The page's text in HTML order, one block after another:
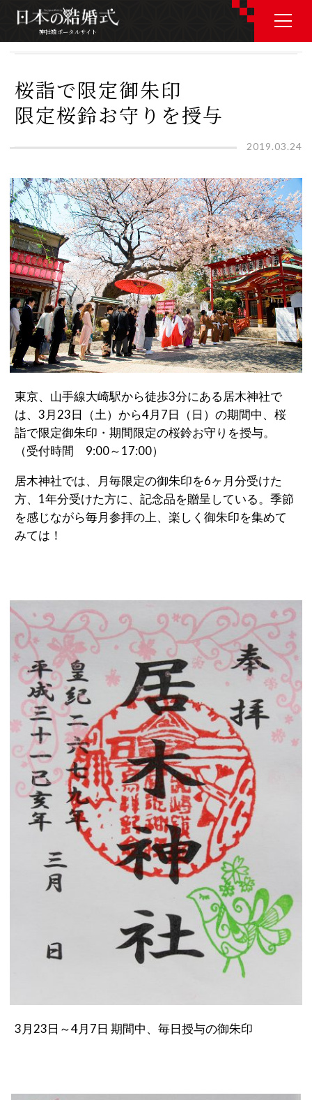
J P E N
神社婚会場を探す
衣裳を探す
和婚コラム
先輩カップル実例
神社婚ポータルサイト
桜詣で限定御朱印
限定桜鈴お守りを授与
2019.03.24
東京、山手線大崎駅から徒歩3分にある居木神社で
は、3月23日（土）から4月7日（日）の期間中、桜
詣で限定御朱印・期間限定の桜鈴お守りを授与。
（受付時間 9:00～17:00）
居木神社では、月毎限定の御朱印を6ヶ月分受けた
方、1年分受けた方に、記念品を贈呈している。季節
を感じながら毎月参拝の上、楽しく御朱印を集めて
みては！
3月23日～4月7日 期間中、毎日授与の御朱印